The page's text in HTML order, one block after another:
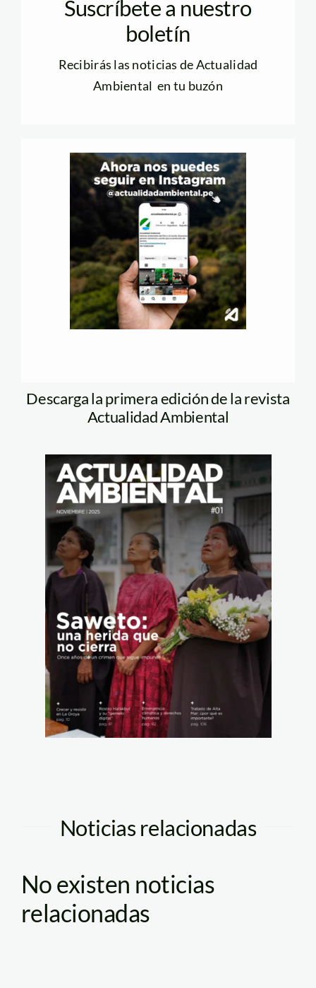
Suscríbete a nuestro
boletín
Recibirás las noticias de Actualidad
Ambiental en tu buzón
Descarga la primera edición de la revista
Actualidad Ambiental
Noticias relacionadas
No existen noticias
relacionadas